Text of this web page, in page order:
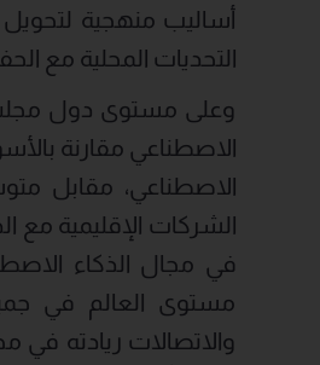
أساليب منهجية
التحديات المحلية مع
وعلى مستوى دول مجلس
الشركات الإقليمية مع
في مجال الذكاء
مستوى العالم في
والاتصالات ريادته